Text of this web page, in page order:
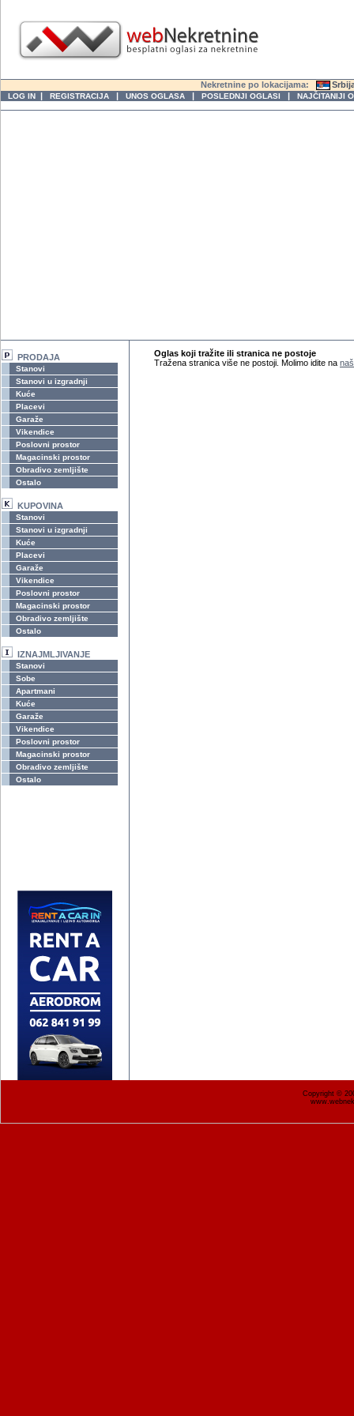
Nekretnine po lokacijama:
LOG IN | REGISTRACIJA | UNOS OGLASA | POSLEDNJI OGLASI | NAJČITANIJI
PRODAJA
Stanovi
Stanovi u izgradnji
Kuće
Placevi
Garaže
Vikendice
Poslovni prostor
Magacinski prostor
Obradivo zemljište
Ostalo
KUPOVINA
Stanovi
Stanovi u izgradnji
Kuće
Placevi
Garaže
Vikendice
Poslovni prostor
Magacinski prostor
Obradivo zemljište
Ostalo
IZNAJMLJIVANJE
Stanovi
Sobe
Apartmani
Kuće
Garaže
Vikendice
Poslovni prostor
Magacinski prostor
Obradivo zemljište
Ostalo
Oglas koji tražite ili stranica ne postoje
Tražena stranica više ne postoji. Molimo idite na
Copyright ©